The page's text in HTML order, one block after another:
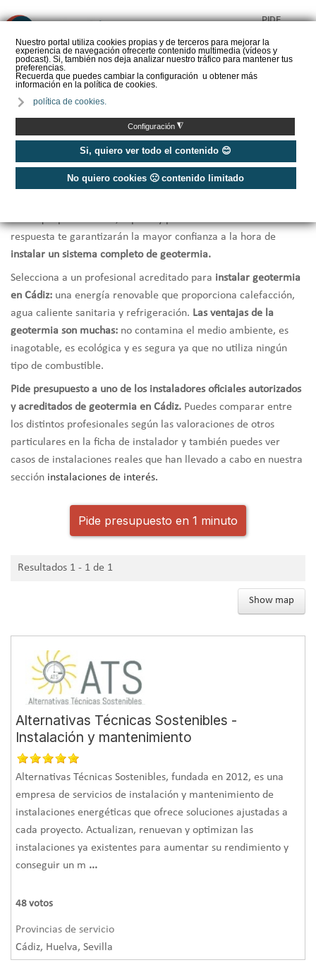
Nuestro portal utiliza cookies propias y de terceros para mejorar la
experiencia de navegación ofrecerte contenido multimedia (vídeos y
podcast). Si, también nos deja analizar nuestro tráfico para mantener tus
preferencias.
Recuerda que puedes cambiar la configuración u obtener más
información en la política de cookies.
política de cookies.
Configuración ◮
Si, quiero ver todo el contenido 😊
No quiero cookies 🙁 contenido limitado
PIDE
CALORYFRIO
Inicio
Instaladores Geotermia Cádiz
¿Necesitas hacer la instalación de geotermia?Te ofrecemos
respuesta te garantizarán la mayor confianza a la hora de
instalar un sistema completo de geotermia.
Selecciona a un profesional acreditado para instalar geotermia
en Cádiz: una energía renovable que proporciona calefacción,
agua caliente sanitaria y refrigeración. Las ventajas de la
geotermia son muchas: no contamina el medio ambiente, es
inagotable, es ecológica y es segura ya que no utiliza ningún
tipo de combustible.
Pide presupuesto a uno de los instaladores oficiales autorizados
y acreditados de geotermia en Cádiz. Puedes comparar entre
los distintos profesionales según las valoraciones de otros
particulares en la ficha de instalador y también puedes ver
casos de instalaciones reales que han llevado a cabo en nuestra
sección instalaciones de interés.
Pide presupuesto en 1 minuto
Resultados 1 - 1 de 1
Show map
Alternativas Técnicas Sostenibles -
Instalación y mantenimiento
Alternativas Técnicas Sostenibles, fundada en 2012, es una
empresa de servicios de instalación y mantenimiento de
instalaciones energéticas que ofrece soluciones ajustadas a
cada proyecto. Actualizan, renuevan y optimizan las
instalaciones ya existentes para aumentar su rendimiento y
conseguir un m ...
48 votos
Provincias de servicio
Cádiz, Huelva, Sevilla